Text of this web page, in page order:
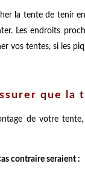
la tente de tenir
Les endroits
vos tentes, si les
que la
de votre
contraire seraient :